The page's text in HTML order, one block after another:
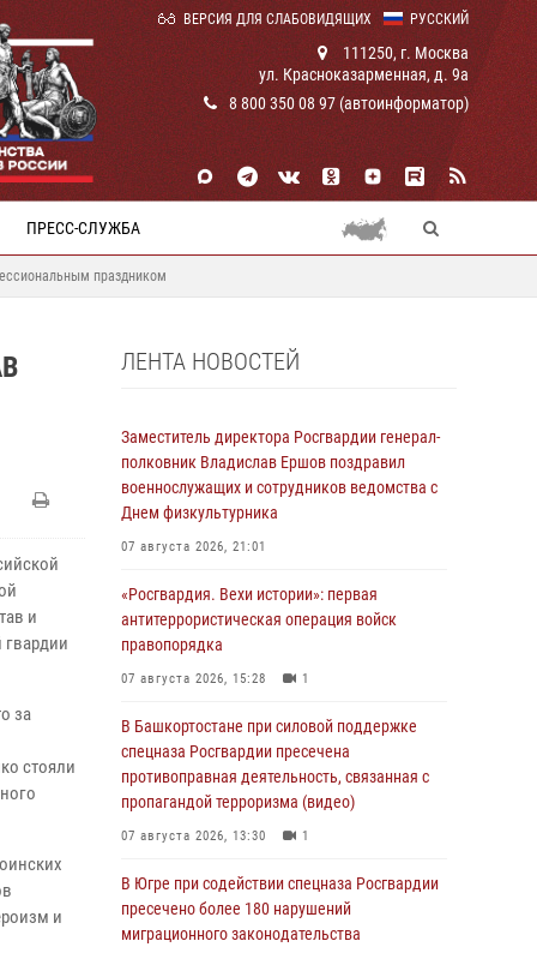
РУССКИЙ
ВЕРСИЯ ДЛЯ СЛАБОВИДЯЩИХ
111250, г. Москва
ул. Красноказарменная, д. 9а
8 800 350 08 97 (автоинформатор)
ПРЕСС-СЛУЖБА
праздником
и
за
стояли
и
ЛЕНТА НОВОСТЕЙ
Заместитель директора Росгвардии генерал-
полковник Владислав Ершов поздравил
военнослужащих и сотрудников ведомства с
Днем физкультурника
07 августа 2026, 21:01
«Росгвардия. Вехи истории»: первая
антитеррористическая операция войск
правопорядка
07 августа 2026, 15:28 1
В Башкортостане при силовой поддержке
спецназа Росгвардии пресечена
противоправная деятельность, связанная с
пропагандой терроризма (видео)
07 августа 2026, 13:30 1
В Югре при содействии спецназа Росгвардии
пресечено более 180 нарушений
миграционного законодательства